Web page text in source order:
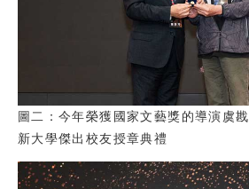
圖二：今年榮獲國家文藝獎的導演虞
新大學傑出校友授章典禮